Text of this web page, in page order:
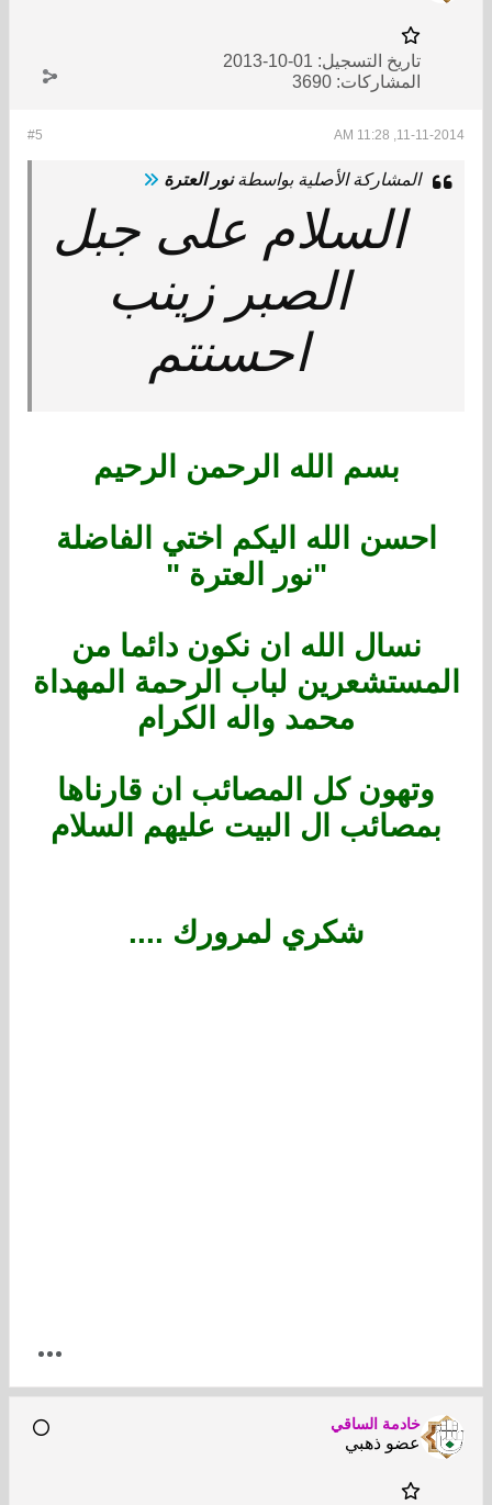
تاريخ التسجيل: 01-10-2013
المشاركات: 3690
#5 11-11-2014, 11:28 AM
المشاركة الأصلية بواسطةنور العترة
السلام على جبل
الصبر زينب
احسنتم
بسم الله الرحمن الرحيم
احسن الله اليكم اختي الفاضلة
"نور العترة "
نسال الله ان نكون دائما من
المستشعرين لباب الرحمة المهداة
محمد واله الكرام
وتهون كل المصائب ان قارناها
بمصائب ال البيت عليهم السلام
شكري لمرورك ....
خادمة الساقي
عضو ذهبي